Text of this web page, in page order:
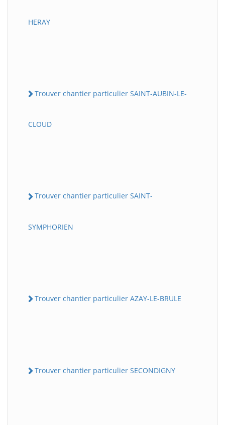
HERAY
Trouver chantier particulier SAINT-AUBIN-LE-
CLOUD
Trouver chantier particulier SAINT-
SYMPHORIEN
Trouver chantier particulier AZAY-LE-BRULE
Trouver chantier particulier SECONDIGNY